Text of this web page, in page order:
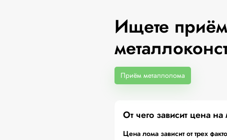
Ищете
Приём металлолома
От чего зависит цена
Цена лома зависит от трех